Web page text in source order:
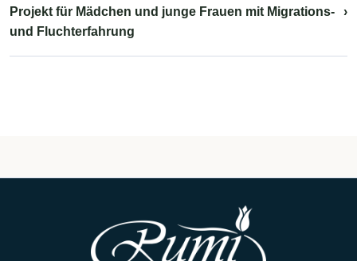
Projekt für Mädchen und junge Frauen mit Migrations-
und Fluchterfahrung
›